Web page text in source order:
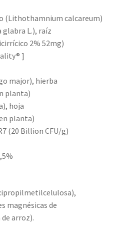
(Lithothamnium calcareum)
glabra L.), raíz
2% 52mg)
]
major), hierba
planta)
hoja
planta)
(20 Billion CFU/g)
magnésicas de
arroz).